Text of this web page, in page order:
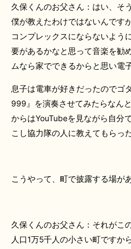
久保くんのお父さん：はい、そ
僕が教えたわけではないんです
コンプレックスにならないよう
要があるかなと思って音楽を勧
ムなら家でできるからと思い電
息子は電車が好きだったのでゴ
999』を演奏させてみたらなん
からはYouTubeを見ながら自分
こし協力隊の人に教えてもらっ
こうやって、町で披露する場が
久保くんのお父さん：それがこ
人口1万5千人の小さい町ですか